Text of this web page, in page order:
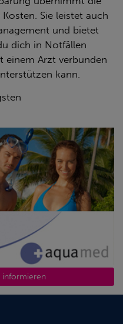
Sie leistet auch
und bietet
dich in Notfällen
einem Arzt verbunden
kann.
informieren